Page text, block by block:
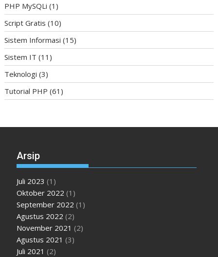
PHP MySQLi (1)
Script Gratis (10)
Sistem Informasi (15)
Sistem IT (11)
Teknologi (3)
Tutorial PHP (61)
Arsip
Juli 2023 (1)
Oktober 2022 (1)
September 2022 (1)
Agustus 2022 (2)
November 2021 (2)
Agustus 2021 (3)
Juli 2021 (2)